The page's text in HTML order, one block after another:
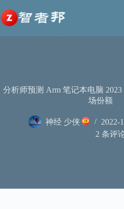
至
内
容
分析师预测 Arm 笔记本电脑
场份额
神经 少侠 2022-
2 条评